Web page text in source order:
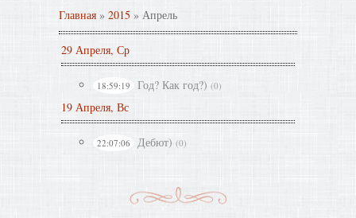
Главная » 2015 » Апрель
29 Апреля, Ср
18:59:19 Год? Как год?) (0)
19 Апреля, Вс
22:07:06 Дебют) (0)